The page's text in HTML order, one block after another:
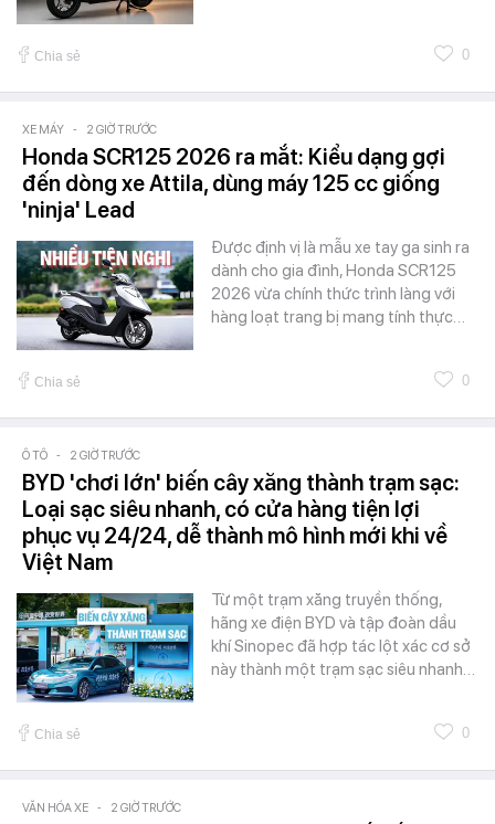
Chia sẻ 0
XE MÁY - 2 GIỜ TRƯỚC
Honda SCR125 2026 ra mắt: Kiểu dạng gợi
đến dòng xe Attila, dùng máy 125 cc giống
'ninja' Lead
Được định vị là mẫu xe tay ga sinh ra
dành cho gia đình, Honda SCR125
2026 vừa chính thức trình làng với
hàng loạt trang bị mang tính thực…
Chia sẻ 0
Ô TÔ - 2 GIỜ TRƯỚC
BYD 'chơi lớn' biến cây xăng thành trạm sạc:
Loại sạc siêu nhanh, có cửa hàng tiện lợi
phục vụ 24/24, dễ thành mô hình mới khi về
Việt Nam
Từ một trạm xăng truyền thống,
hãng xe điện BYD và tập đoàn dầu
khí Sinopec đã hợp tác lột xác cơ sở
này thành một trạm sạc siêu nhanh…
Chia sẻ 0
VĂN HÓA XE - 2 GIỜ TRƯỚC